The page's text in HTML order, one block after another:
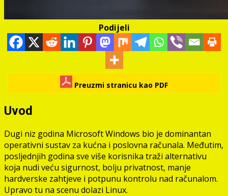
Podijeli
Preuzmi stranicu kao PDF
Uvod
Dugi niz godina Microsoft Windows bio je dominantan
operativni sustav za kućna i poslovna računala. Međutim,
posljednjih godina sve više korisnika traži alternativu
koja nudi veću sigurnost, bolju privatnost, manje
hardverske zahtjeve i potpunu kontrolu nad računalom.
Upravo tu na scenu dolazi Linux.